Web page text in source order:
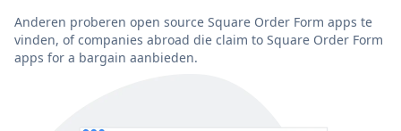
Anderen proberen open source Square Order Form apps te
vinden, of companies abroad die claim to Square Order Form
apps for a bargain aanbieden.